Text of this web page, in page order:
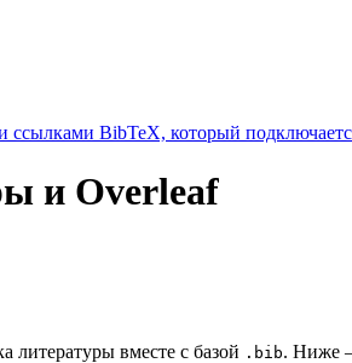
BibTeX, который
и Overleaf
литературы вместе с базой .bib. Ниже